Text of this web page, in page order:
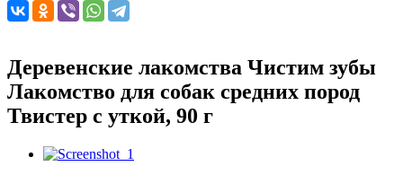
Деревенские лакомства Чистим зубы
Лакомство для собак средних пород
Твистер с уткой, 90 г